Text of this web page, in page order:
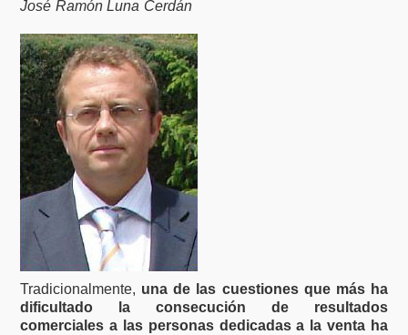
José Ramón Luna Cerdán
Tradicionalmente, una de las cuestiones que más ha
dificultado la consecución de resultados
comerciales a las personas dedicadas a la venta ha